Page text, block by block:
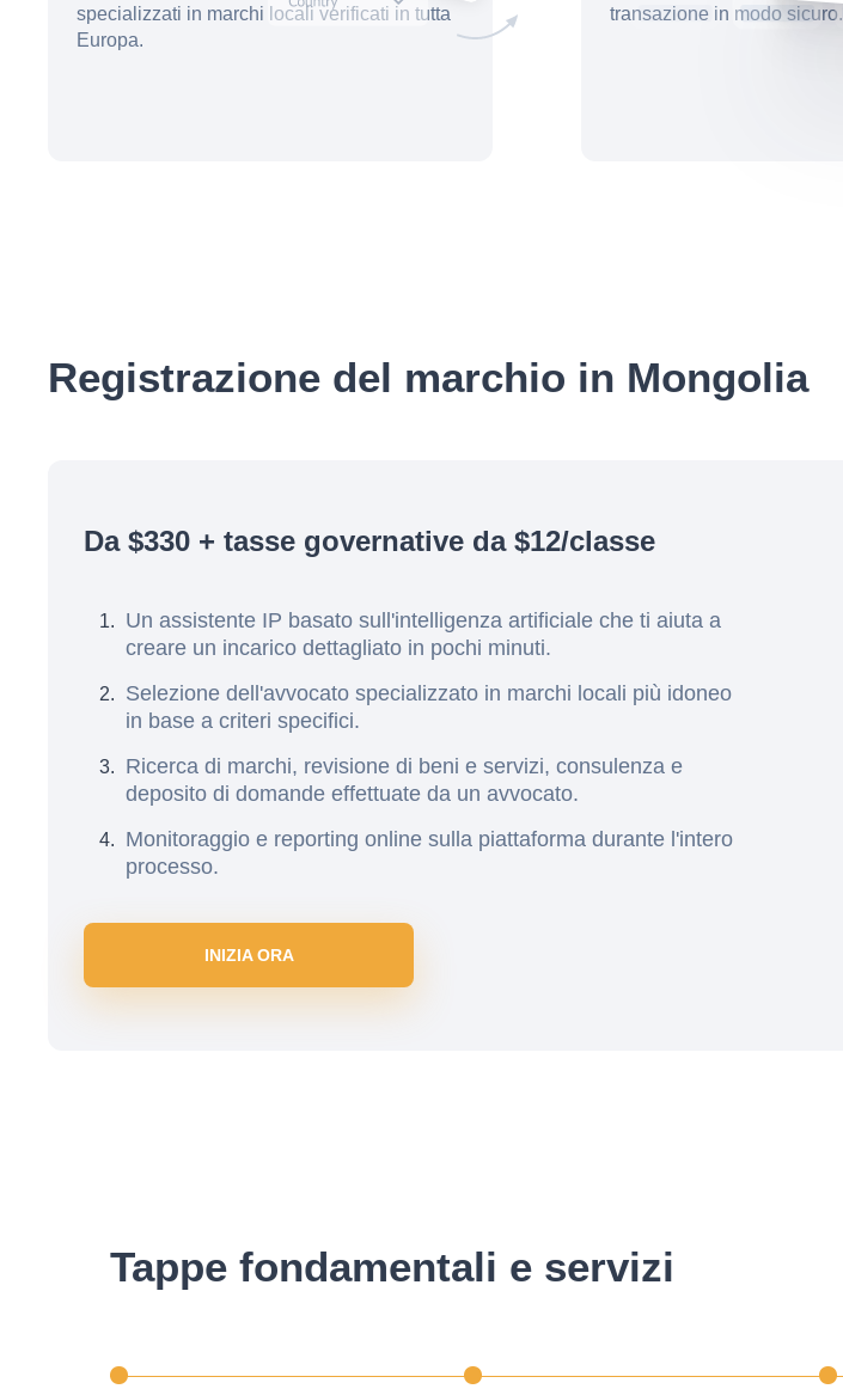
specializzati in marchi locali verificati in tutta
Europa.
transazione in modo sicuro.
Registrazione del marchio in Mongolia
Da $330 + tasse governative da $12/classe
Un assistente IP basato sull'intelligenza artificiale che ti aiuta a
creare un incarico dettagliato in pochi minuti.
Selezione dell'avvocato specializzato in marchi locali più idoneo
in base a criteri specifici.
Ricerca di marchi, revisione di beni e servizi, consulenza e
deposito di domande effettuate da un avvocato.
Monitoraggio e reporting online sulla piattaforma durante l'intero
processo.
INIZIA ORA
Tappe fondamentali e servizi